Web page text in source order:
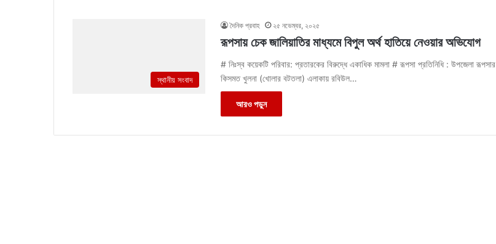
স্থানীয় সংবাদ
দৈনিক প্রবাহ ২৫ নভেম্বর, ২০২৫
রূপসায় চেক জালিয়াতির মাধ্যমে বিপুল অর্থ হাতিয়ে নেওয়ার অভিযোগ
# নিঃস্ব কয়েকটি পরিবার: প্রতারকের বিরুদ্ধে একাধিক মামলা # রূপসা প্রতিনিধি : উপজেলা রূপসার
কিসমত খুলনা (খোলার বটতলা) এলাকায় রবিউল…
আরও পড়ুন